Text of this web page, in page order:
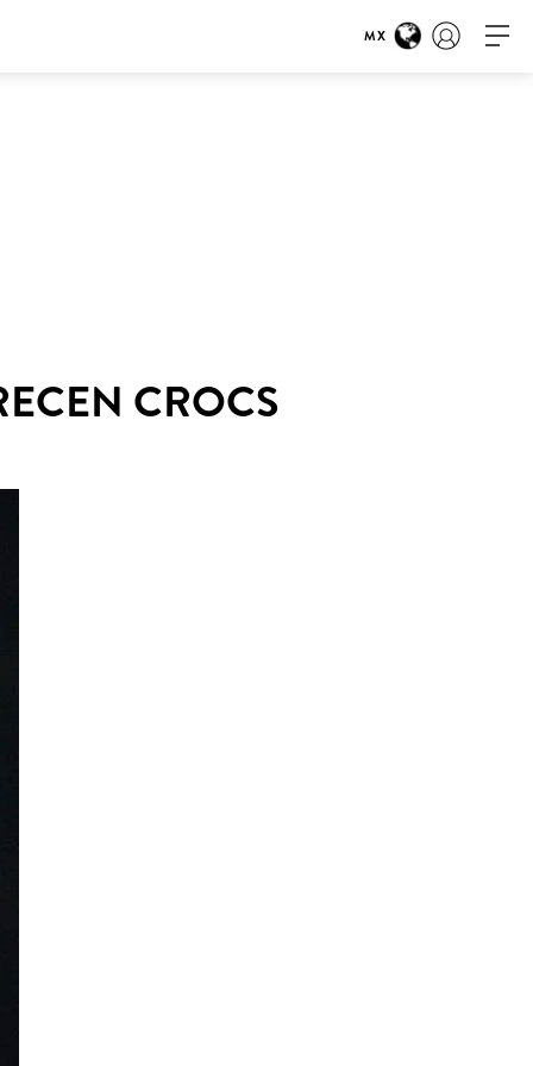
MX
CROCS